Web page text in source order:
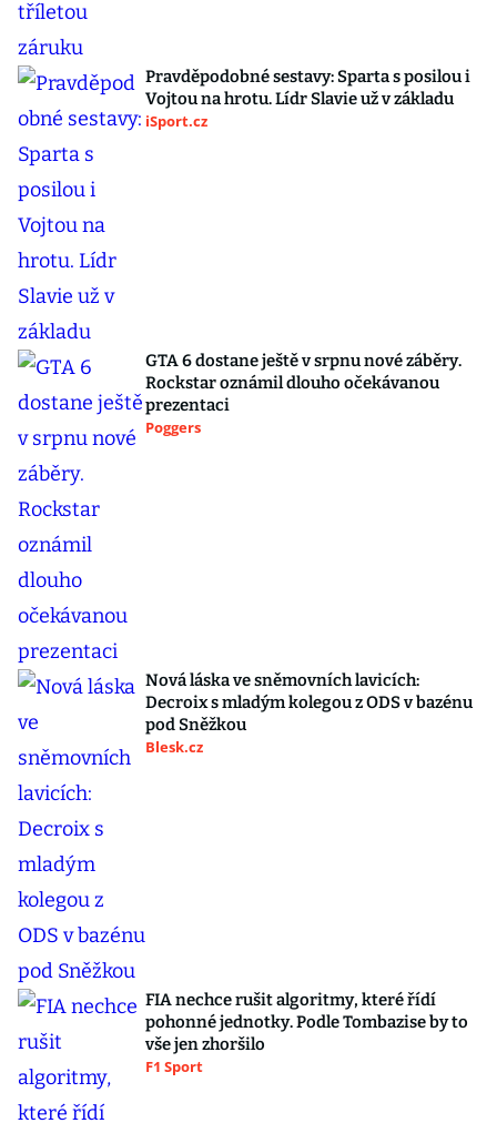
Pravděpodobné sestavy: Sparta s posilou i
Vojtou na hrotu. Lídr Slavie už v základu
iSport.cz
GTA 6 dostane ještě v srpnu nové záběry.
Rockstar oznámil dlouho očekávanou
prezentaci
Poggers
Nová láska ve sněmovních lavicích:
Decroix s mladým kolegou z ODS v bazénu
pod Sněžkou
Blesk.cz
FIA nechce rušit algoritmy, které řídí
pohonné jednotky. Podle Tombazise by to
vše jen zhoršilo
F1 Sport